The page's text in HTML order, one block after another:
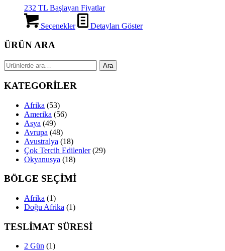
232 TL Başlayan Fiyatlar
Seçenekler Detayları Göster
ÜRÜN ARA
Ara: Ara
KATEGORİLER
Afrika (53)
Amerika (56)
Asya (49)
Avrupa (48)
Avustralya (18)
Çok Tercih Edilenler (29)
Okyanusya (18)
BÖLGE SEÇİMİ
Afrika (1)
Doğu Afrika (1)
TESLİMAT SÜRESİ
2 Gün (1)